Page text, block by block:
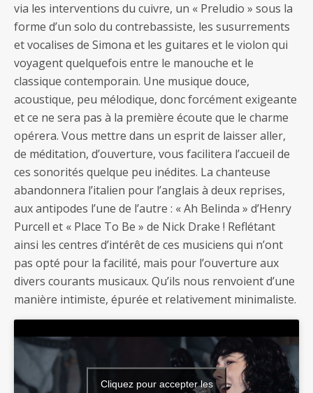
via les interventions du cuivre, un « Preludio » sous la
forme d’un solo du contrebassiste, les susurrements
et vocalises de Simona et les guitares et le violon qui
voyagent quelquefois entre le manouche et le
classique contemporain. Une musique douce,
acoustique, peu mélodique, donc forcément exigeante
et ce ne sera pas à la première écoute que le charme
opérera. Vous mettre dans un esprit de laisser aller,
de méditation, d’ouverture, vous facilitera l’accueil de
ces sonorités quelque peu inédites. La chanteuse
abandonnera l’italien pour l’anglais à deux reprises,
aux antipodes l’une de l’autre : « Ah Belinda » d’Henry
Purcell et « Place To Be » de Nick Drake ! Reflétant
ainsi les centres d’intérêt de ces musiciens qui n’ont
pas opté pour la facilité, mais pour l’ouverture aux
divers courants musicaux. Qu’ils nous renvoient d’une
manière intimiste, épurée et relativement minimaliste.
Cliquez pour accepter les